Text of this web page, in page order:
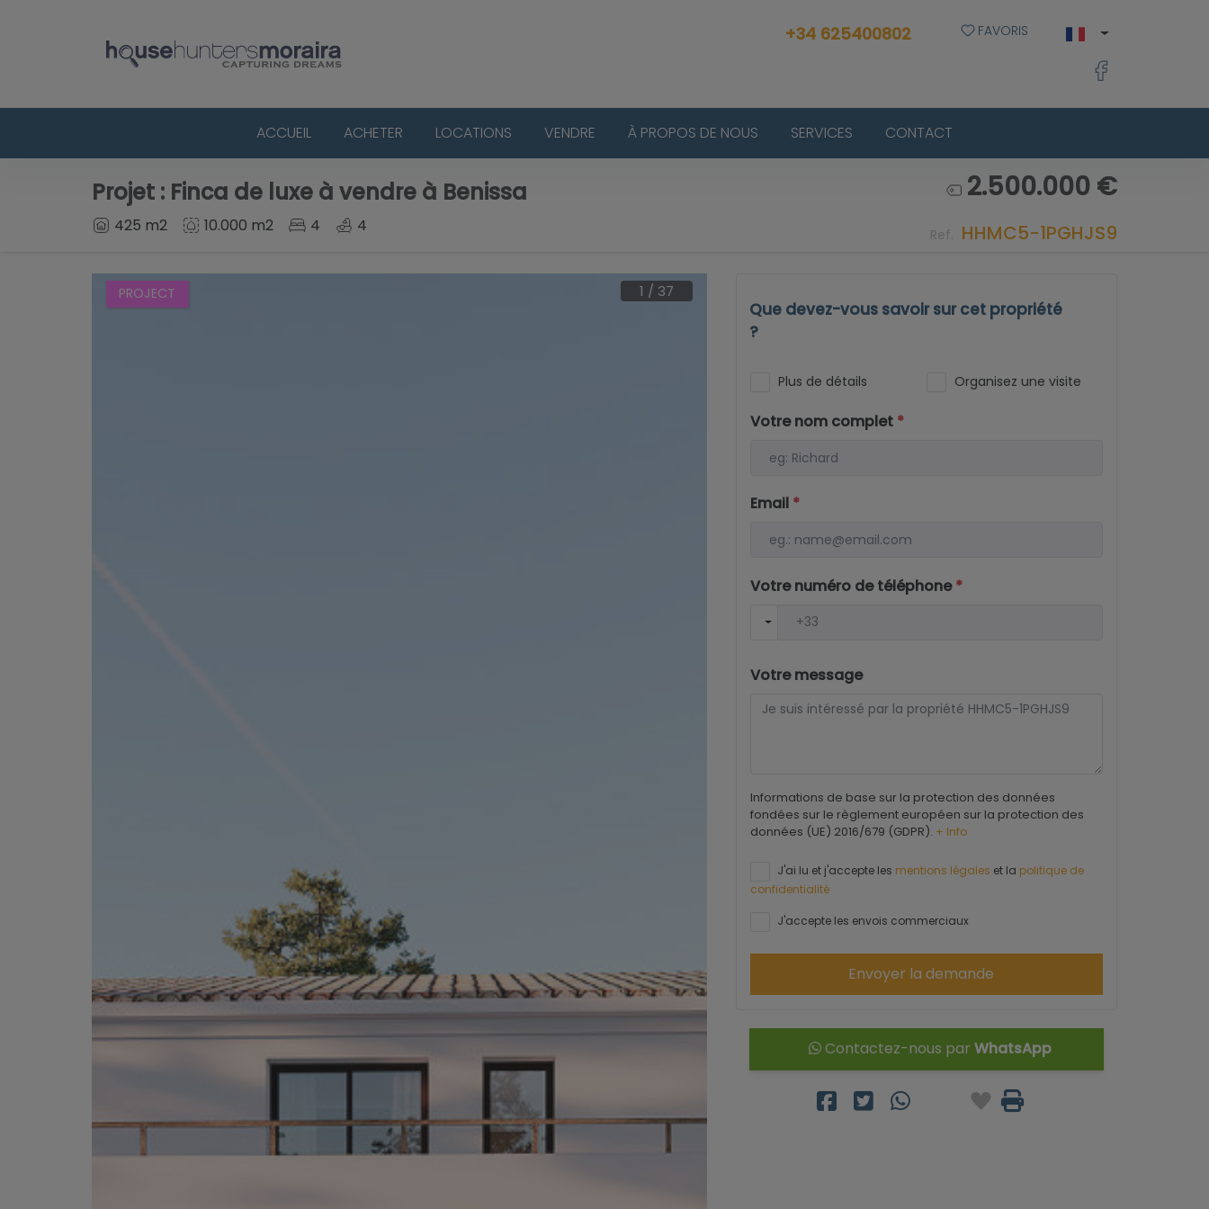
+34 625400802 FAVORIS
ACCUEIL ACHETER LOCATIONS VENDRE À PROPOS DE NOUS SERVICES CONTACT
Projet : Finca de luxe à vendre à Benissa 2.500.000 €
425 m2 10.000 m2 4 4 Ref. HHMC5-1PGHJS9
PROJECT 1 / 37
Que devez-vous savoir sur cet propriété
?
Plus de détails Organisez une visite
Votre nom complet *
Email *
Votre numéro de téléphone*
Votre message
Informations de base sur la protection des données
fondées sur le règlement européen sur la protection des
données (UE) 2016/679 (GDPR). + Info
J'ai lu et j'accepte les mentions légales et la politique de
confidentialité
J'accepte les envois commerciaux
Envoyer la demande
Contactez-nous par WhatsApp